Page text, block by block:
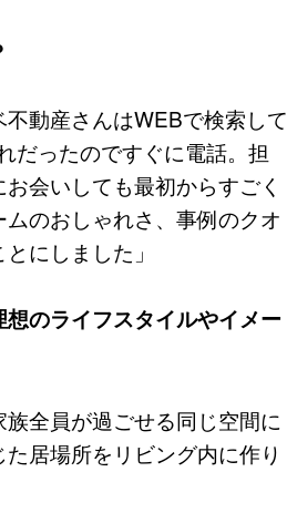
動産さんはWEBで検索して
だったのですぐに電話。担
会いしても最初からすごく
のおしゃれさ、事例のクオ
にしました」
のライフスタイルやイメー
全員が過ごせる同じ空間に
居場所をリビング内に作り